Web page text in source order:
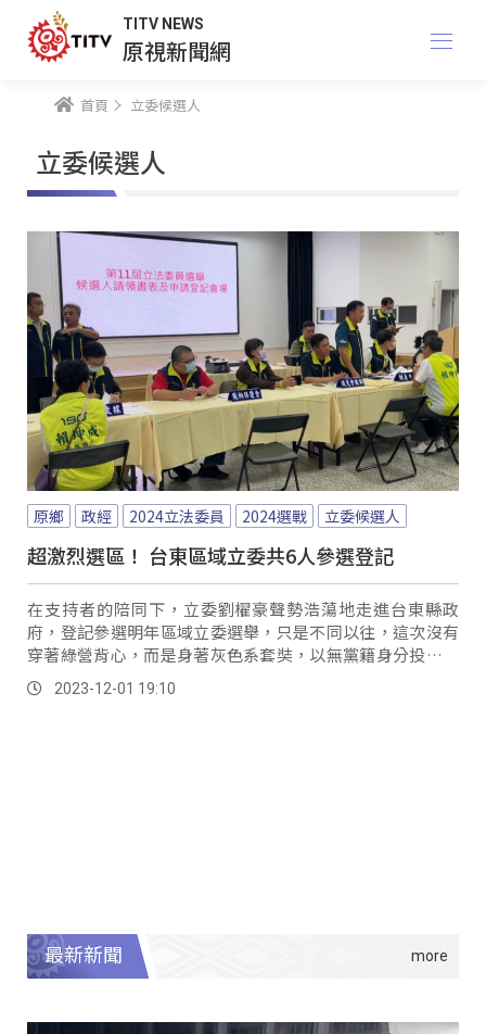
TITV NEWS
原視新聞網
首頁 立委候選人
立委候選人
原鄉 政經 2024立法委員 2024選戰 立委候選人
超激烈選區！ 台東區域立委共6人參選登記
在支持者的陪同下，立委劉櫂豪聲勢浩蕩地走進台東縣政
府，登記參選明年區域立委選舉，只是不同以往，這次沒有
穿著綠營背心，而是身著灰色系套奘，以無黨籍身分投入選
戰。2023-12-01 19:10
最新新聞